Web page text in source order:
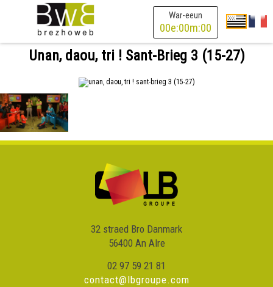
War-eeun
00e:00m:00
Unan, daou, tri ! Sant-Brieg 3 (15-27)
32 straed Bro Danmark
56400 An Alre
02 97 59 21 81
contact@lbgroupe.com